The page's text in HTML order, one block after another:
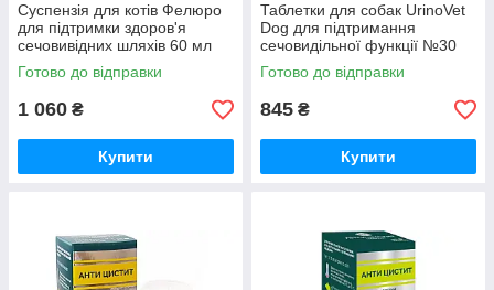
Суспензія для котів Фелюро
для підтримки здоров'я
сечовивідних шляхів 60 мл
Virbac
Готово до відправки
1 060 ₴
Купити
Таблетки для собак UrinoVet
Dog для підтримання
сечовидільної функції №30
VetExpert
Готово до відправки
845 ₴
Купити